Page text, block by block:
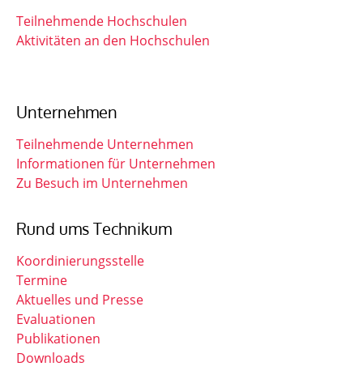
Teilnehmende Hochschulen
Aktivitäten an den Hochschulen
Unternehmen
Teilnehmende Unternehmen
Informationen für Unternehmen
Zu Besuch im Unternehmen
Rund ums Technikum
Koordinierungsstelle
Termine
Aktuelles und Presse
Evaluationen
Publikationen
Downloads